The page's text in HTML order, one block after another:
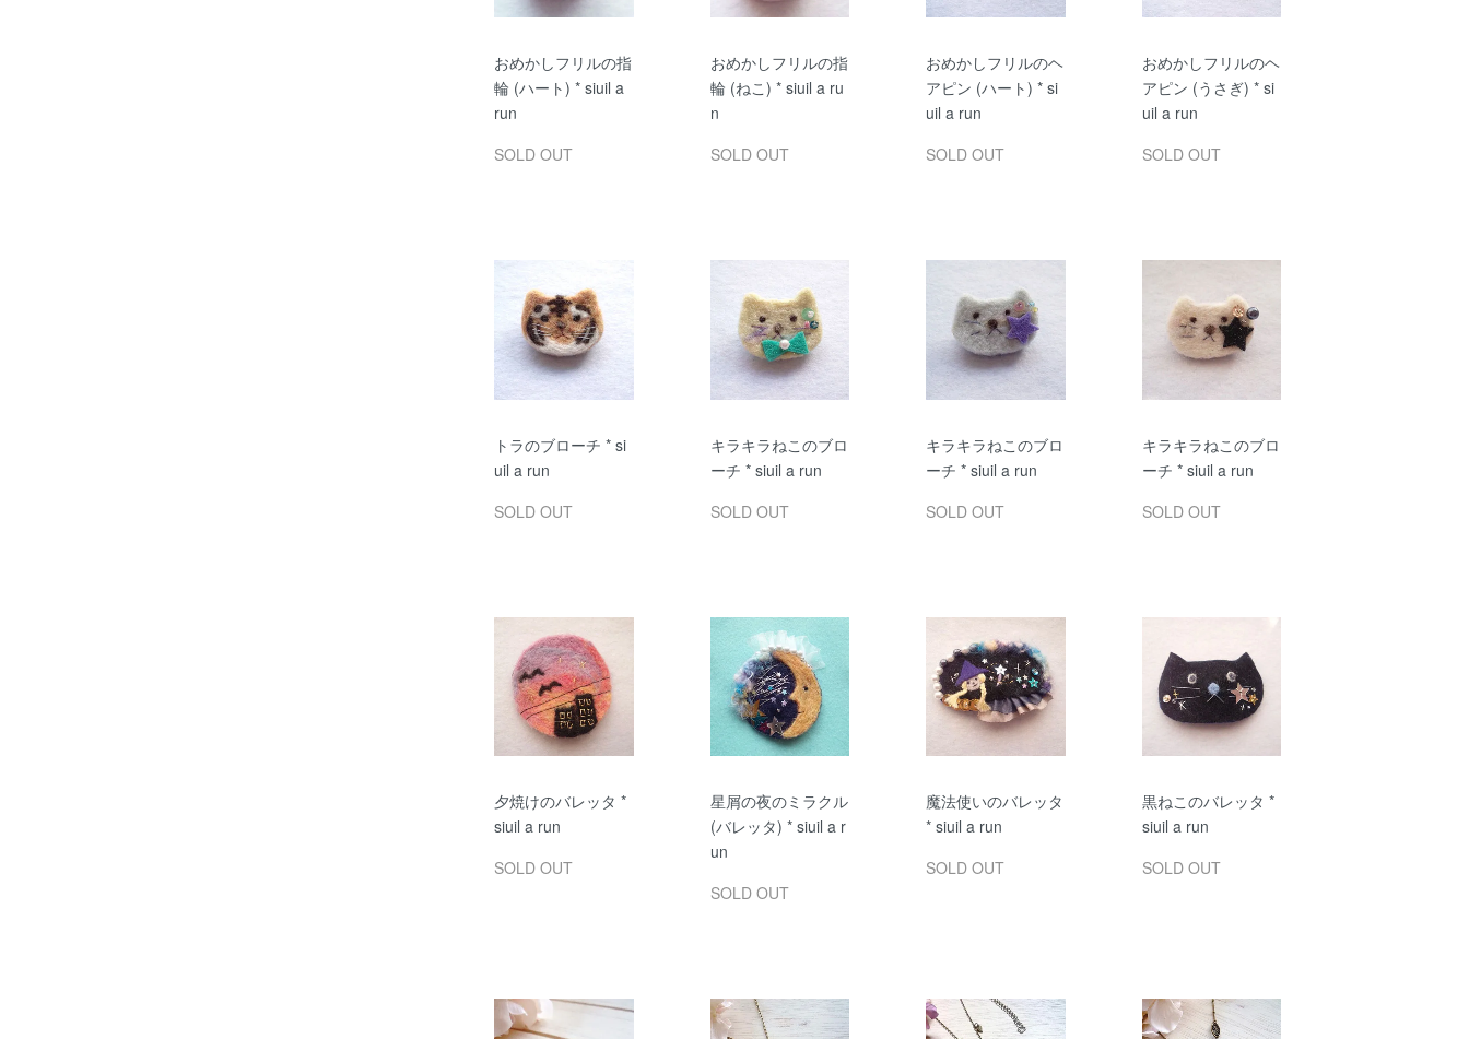
おめかしフリルの指
輪 (ハート) * siuil a
run
SOLD OUT
おめかしフリルの指
輪 (ねこ) * siuil a ru
n
SOLD OUT
おめかしフリルのヘ
アピン (ハート) * si
uil a run
SOLD OUT
おめかしフリルのヘ
アピン (うさぎ) * si
uil a run
SOLD OUT
トラのブローチ * si
uil a run
SOLD OUT
キラキラねこのブロ
ーチ * siuil a run
SOLD OUT
キラキラねこのブロ
ーチ * siuil a run
SOLD OUT
キラキラねこのブロ
ーチ * siuil a run
SOLD OUT
夕焼けのバレッタ *
siuil a run
SOLD OUT
星屑の夜のミラクル
(バレッタ) * siuil a r
un
SOLD OUT
魔法使いのバレッタ
* siuil a run
SOLD OUT
黒ねこのバレッタ *
siuil a run
SOLD OUT